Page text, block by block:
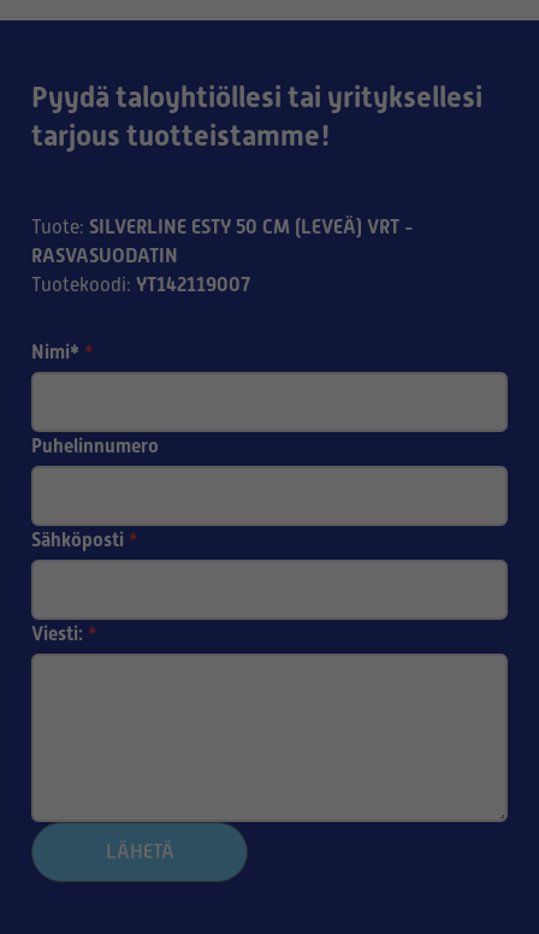
Pyydä taloyhtiöllesi tai yrityksellesi
tarjous tuotteistamme!
Tuote: SILVERLINE ESTY 50 CM (LEVEÄ) VRT -
RASVASUODATIN
Tuotekoodi: YT142119007
Nimi* *
Puhelinnumero
Sähköposti *
Viesti: *
LÄHETÄ